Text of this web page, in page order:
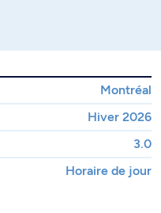
Montréal
Hiver 2026
3.0
Horaire de jour